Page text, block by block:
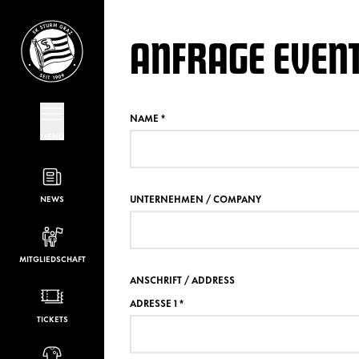
NEWS
MITGLIEDSCHAFT
TICKETS
ANFRAGE
NAME *
UNTERNEHMEN / COMPANY
ANSCHRIFT / ADDRESS
ADRESSE 1*